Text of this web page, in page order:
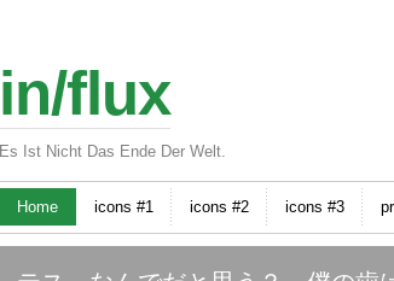
in/flux
Es Ist Nicht Das Ende Der Welt.
Home icons #1 icons #2 icons #3